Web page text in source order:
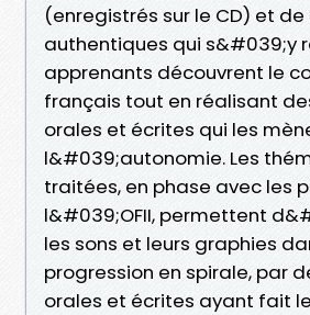
(enregistrés sur le CD) et
authentiques qui s&#039;y
apprenants découvrent le
français tout en réalisant
orales et écrites qui les
l&#039;autonomie. Les
traitées, en phase avec les
l&#039;OFII, permettent
les sons et leurs graphies
progression en spirale, par
orales et écrites ayant fait